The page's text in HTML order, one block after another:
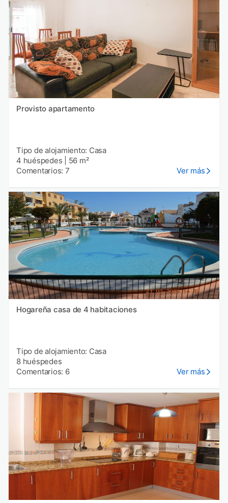
Provisto apartamento
Tipo de alojamiento: Casa
4 huéspedes
56 m²
Comentarios: 7
Ver más
Hogareña casa de 4 habitaciones
Tipo de alojamiento: Casa
8 huéspedes
Comentarios: 6
Ver más